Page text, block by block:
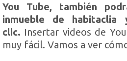
You Tube, también
inmueble de
clic. Insertar videos de
muy fácil. Vamos a ver